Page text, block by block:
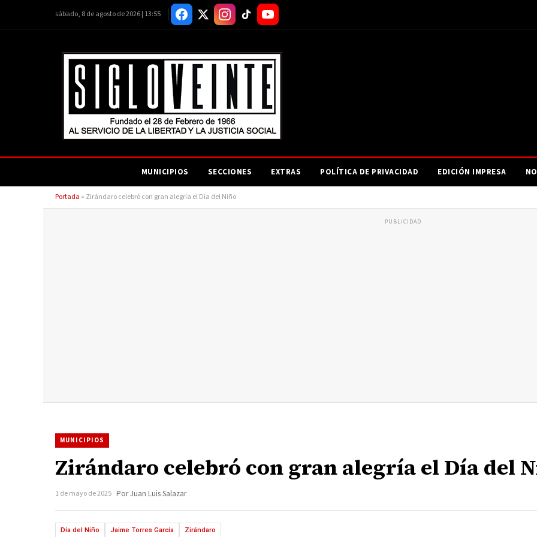
sábado, 8 de agosto de 2026 | 13:55
MUNICIPIOS SECCIONES EXTRAS POLÍTICA DE PRIVACIDAD EDICIÓN IMPRESA
Portada » Zirándaro celebró con gran alegría el Día del Niño
PUBLICIDAD
MUNICIPIOS
Zirándaro celebró con gran alegría el Día del
1 de mayo de 2025 Por Juan Luis Salazar
Día del Niño Jaime Torres García Zirándaro